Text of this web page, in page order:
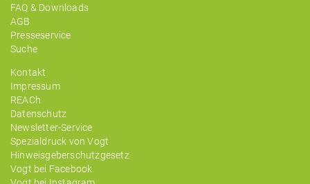
FAQ & Downloads
AGB
Presseservice
Suche
Kontakt
Impressum
REACh
Datenschutz
Newsletter-Service
Spezialdruck von Vogt
Hinweisgeberschutzgesetz
Vogt bei Facebook